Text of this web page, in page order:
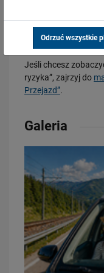
Majówka ma być
Jedna decyzja na
wszystkim – o tym,
Jeśli chcesz
ryzyka”, zajrzyj do
Przejazd”.
Galeria
PRZECZYTAJ
Pośpiech kosztuje.
PRZECZYTAJ
Odrzuć wszystkie